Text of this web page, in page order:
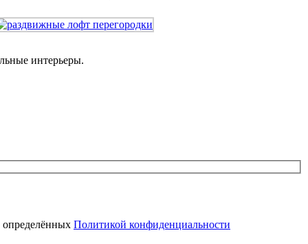
интерьеры.
Политикой конфиденциальности